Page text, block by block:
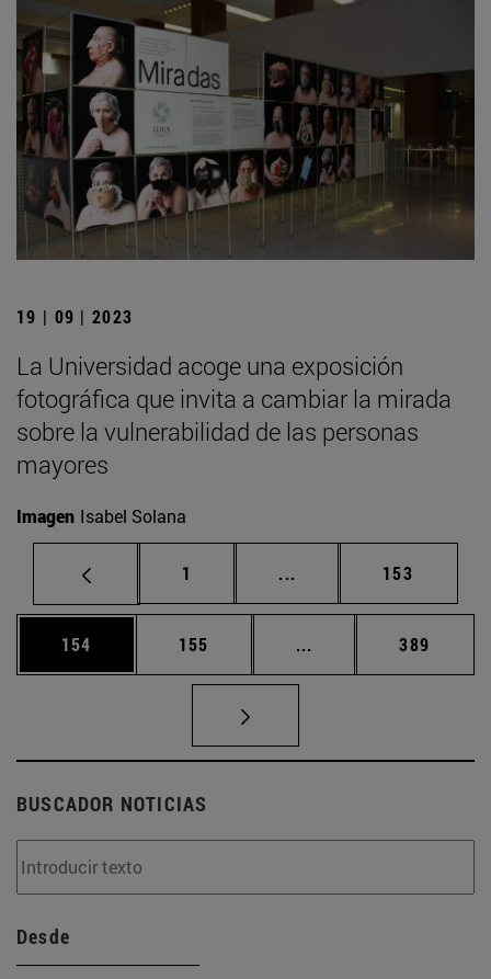
19 | 09 | 2023
La Universidad acoge una exposición
fotográfica que invita a cambiar la mirada
sobre la vulnerabilidad de las personas
mayores
Imagen Isabel Solana
Página
1 ... Páginas intermedias
Página
153
Página
154 Página
155 ... Páginas intermedias
Página
389
BUSCADOR NOTICIAS
Desde